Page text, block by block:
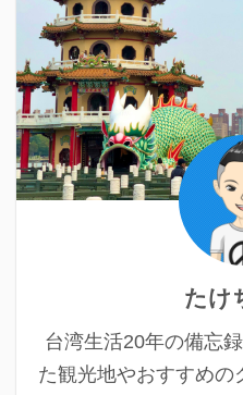
たけ
台湾生活20年の備忘
た観光地やおすすめの